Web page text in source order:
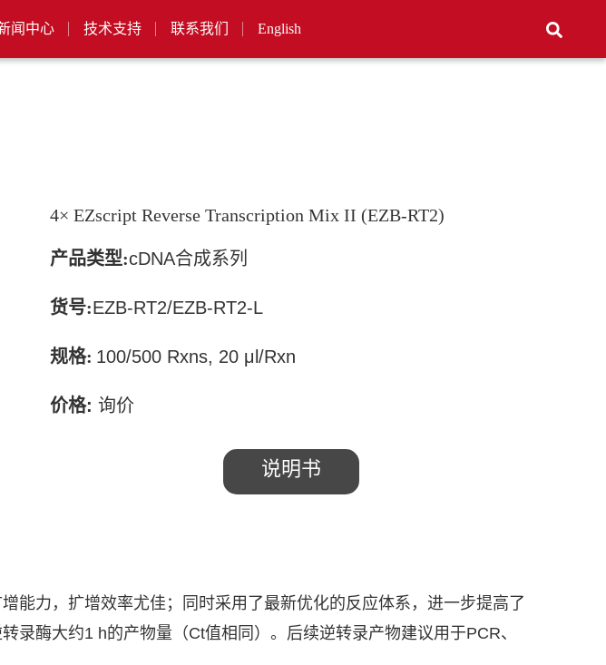
闻中心 技术支持 联系我们 English
4× EZscript Reverse Transcription Mix II (EZB-RT2)
产品类型:cDNA合成系列
货号:EZB-RT2/EZB-RT2-L
规格: 100/500 Rxns, 20 μl/Rxn
价格: 询价
说明书
能力，扩增效率尤佳；同时采用了最新优化的反应体系，进一步提高了
转录酶大约1 h的产物量（Ct值相同）。后续逆转录产物建议用于PCR、